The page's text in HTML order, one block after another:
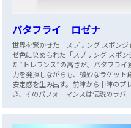
バタフライ ロゼナ
世界を驚かせた「スプリング スポン
ゼ色に染められた「スプリング スポ
た“トレランス”の高さだ。バタフラ
力を発揮しながらも、微妙なラケット
安定感を生み出す。前陣から中陣のプ
き、そのパフォーマンスは伝説のラバ